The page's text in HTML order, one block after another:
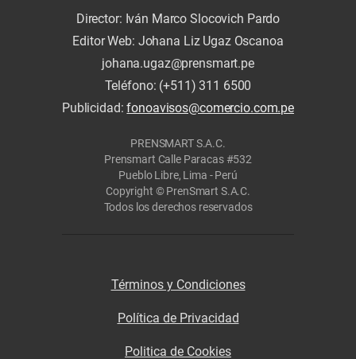
Director: Iván Marco Slocovich Pardo
Editor Web: Johana Liz Ugaz Oscanoa
johana.ugaz@prensmart.pe
Teléfono: (+511) 311 6500
Publicidad:fonoavisos@comercio.com.pe
PRENSMART S.A.C.
Prensmart Calle Paracas #532
Pueblo Libre, Lima - Perú
Copyright © PrenSmart S.A.C.
Todos los derechos reservados
Términos y Condiciones
Política de Privacidad
Politica de Cookies